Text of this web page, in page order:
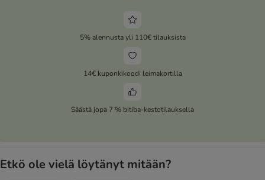
5% alennusta yli 110€ tilauksista
14€ kuponkikoodi leimakortilla
Säästä jopa 7 % bitiba-kestotilauksella
Etkö ole vielä löytänyt mitään?